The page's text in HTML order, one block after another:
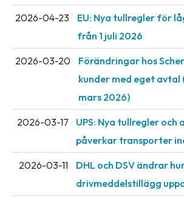
2026-04-23
EU: Nya tullregler för
från 1 juli 2026
2026-03-20
Förändringar hos
kunder med eget avtal
mars 2026)
2026-03-17
UPS: Nya tullregler
påverkar transporter
2026-03-11
DHL och DSV ändrar
drivmeddelstillägg